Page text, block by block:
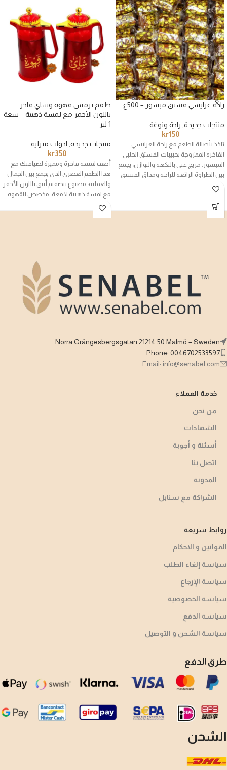
راحة عرايسي فستق مبشور – 500غ
منتجات جديدة, راحة ونوغة
kr150
تلذذ بأصالة الطعم مع راحة العرايسي
الفاخرة الممزوجة بحبيبات الفستق الحلبي
المبشور. مزيج غني بالنكهة والتوازن، يجمع
بين الطراوة الرائعة للراحة ومذاق الفستق
الفريد، ليمنحك لحظات من المتعة في كل
طقم ترمس قهوة وشاي فاخر
باللون الأحمر مع لمسة ذهبية – سعة
1 لتر
منتجات جديدة, ادوات منزلية
kr350
أضف لمسة فاخرة ومميزة لضيافتك مع
هذا الطقم العصري الذي يجمع بين الجمال
والعملية، مصنوع بتصميم أنيق باللون الأحمر
مع لمسة ذهبية لامعة، مخصص للقهوة
والشاي.
Norra Grängesbergsgatan 21214 50 Malmö – Sweden
Phone: 0046702533597
Email: info@senabel.com
خدمة العملاء
من نحن
الشهادات
أسئلة و أجوبة​
اتصل بنا
المدونة
الشراكة مع سنابل
روابط سريعة
القوانين و الاحكام
سياسة إلغاء الطلب
سياسة الإرجاع
سياسة الخصوصية
سياسة الدفع
سياسة الشحن و التوصيل
طرق الدفع
الشحن